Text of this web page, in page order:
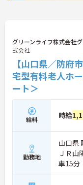
グリーンライフ株式会社
式会社
【山口県／防府
宅型有料老人ホ
ート＞
給料 時給
勤務地
山口県
ＪＲ山
車15分